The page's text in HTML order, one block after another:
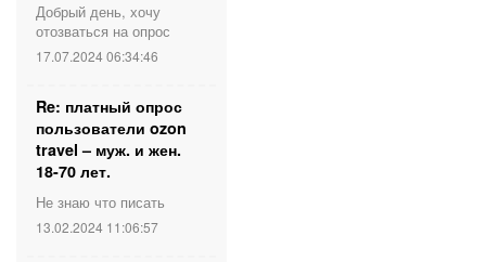
Добрый день, хочу
отозваться на опрос
17.07.2024 06:34:46
Re: платный опрос
пользователи ozon
travel – муж. и жен.
18-70 лет.
Не знаю что писать
13.02.2024 11:06:57